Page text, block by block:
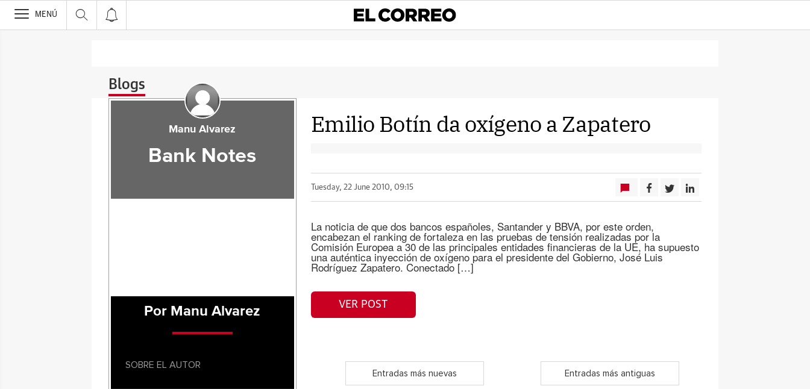
>
MENÚ
Blogs
Emilio Botín da oxígeno a Zapatero
Tuesday, 22 June 2010, 09:15
La noticia de que dos bancos españoles, Santander y BBVA, por este orden,
encabezan el ranking de fortaleza en las pruebas de tensión realizadas por la
Comisión Europea a 30 de las principales entidades financieras de la UE, ha supuesto
una auténtica inyección de oxígeno para el presidente del Gobierno, José Luis
Rodríguez Zapatero. Conectado […]
VER POST
Entradas más nuevas Entradas más antiguas
Manu Alvarez
Bank Notes
Por Manu Alvarez
SOBRE EL AUTOR